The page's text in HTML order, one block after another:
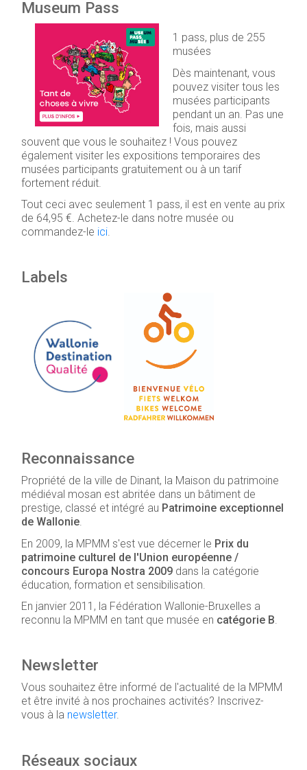
Museum Pass
1 pass, plus de 255
musées
Dès maintenant, vous
pouvez visiter tous les
musées participants
pendant un an. Pas une
fois, mais aussi
souvent que vous le souhaitez ! Vous pouvez
également visiter les expositions temporaires des
musées participants gratuitement ou à un tarif
fortement réduit.
Tout ceci avec seulement 1 pass, il est en vente au prix
de 64,95 €. Achetez-le dans notre musée ou
commandez-le ici
Labels
Reconnaissance
Propriété de la ville de Dinant, la Maison du patrimoine
médiéval mosan est abritée dans un bâtiment de
prestige, classé et intégré au Patrimoine exceptionnel
de Wallonie.
En 2009, la MPMM s'est vue décerner le Prix du
patrimoine culturel de l'Union européenne /
concours Europa Nostra 2009 dans la catégorie
éducation, formation et sensibilisation.
En janvier 2011, la Fédération Wallonie-Bruxelles a
reconnu la MPMM en tant que musée en catégorie B.
Newsletter
Vous souhaitez être informé de l'actualité de la MPMM
et être invité à nos prochaines activités? Inscrivez-
vous à la newsletter.
Réseaux sociaux